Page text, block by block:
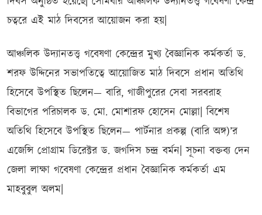
চত্বরে এই মাঠ দিবসের আয়োজন করা হয়|
আঞ্চলিক উদ্যানতত্ত্ব গবেষণা কেন্দ্রের মুখ্য বৈজ্ঞানিক কর্মকর্তা ড.
শরফ উদ্দিনের সভাপতিত্বে আয়োজিত মাঠ দিবসে প্রধান অতিথি
হিসেবে উপস্থিত ছিলেন— বারি, গাজীপুরের সেবা সরবরাহ
বিভাগের পরিচালক ড. মো. মোশারফ হোসেন মোল্লা| বিশেষ
অতিথি হিসেবে উপস্থিত ছিলেন— পার্টনার প্রকল্প (বারি অঙ্গ)’র
এজেন্সি প্রোগ্রাম ডিরেক্টর ড. জগদিস চন্দ্র বর্মন| সূচনা বক্তব্য দেন
জেলা লাক্ষা গবেষণা কেন্দ্রের প্রধান বৈজ্ঞানিক কর্মকর্তা এম
মাহবুবুল অলম|